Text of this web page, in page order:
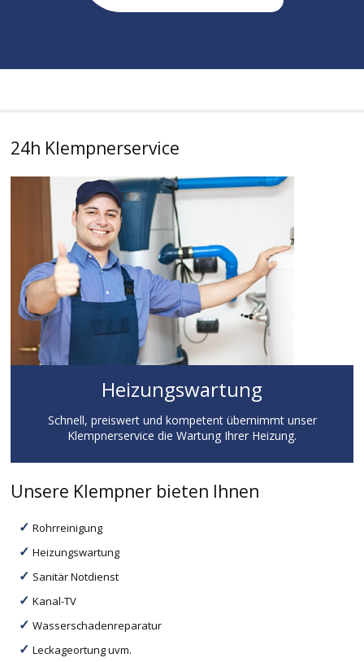
24h Klempnerservice
Heizungswartung
Schnell, preiswert und kompetent übernimmt unser
Klempnerservice die Wartung Ihrer Heizung.
Unsere Klempner bieten Ihnen
Rohrreinigung
Heizungswartung
Sanitär Notdienst
Kanal-TV
Wasserschadenreparatur
Leckageortung uvm.